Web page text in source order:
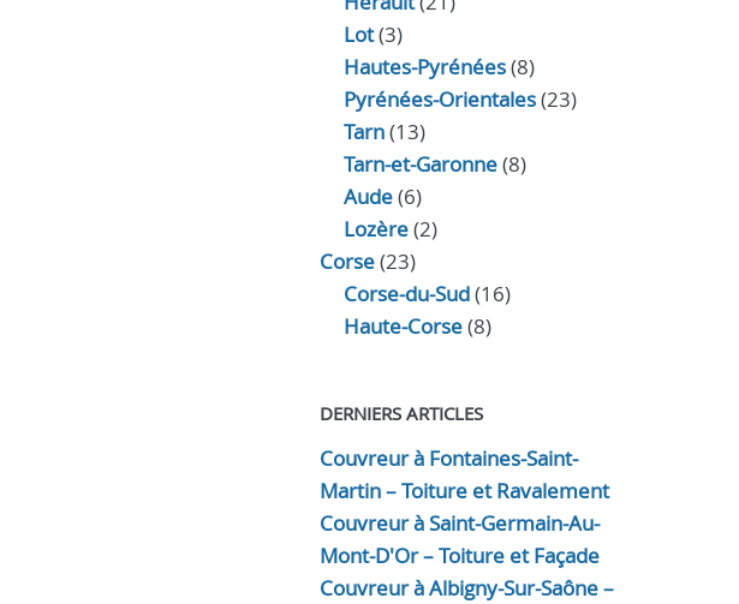
Lot(3)
Hautes-Pyrénées(8)
Pyrénées-Orientales(23)
Tarn(13)
Tarn-et-Garonne(8)
Aude(6)
Lozère(2)
Corse(23)
Corse-du-Sud(16)
Haute-Corse(8)
DERNIERS ARTICLES
Couvreur à Fontaines-Saint-
Martin – Toiture et Ravalement
Couvreur à Saint-Germain-Au-
Mont-D'Or – Toiture et Façade
Couvreur à Albigny-Sur-Saône –